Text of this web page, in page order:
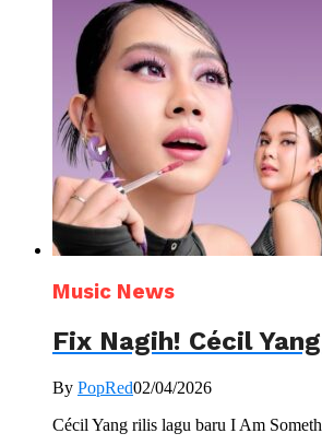
Music News
Fix Nagih! Cécil
By PopRed02/04/2026
Cécil Yang rilis lagu baru I Am